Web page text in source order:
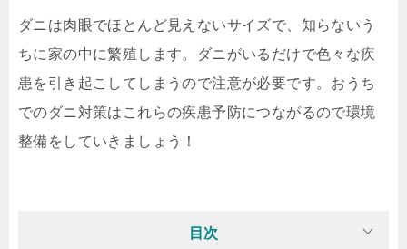
ダニは肉眼でほとんど見えないサイズで、知らないう
ちに家の中に繁殖します。ダニがいるだけで色々な疾
患を引き起こしてしまうので注意が必要です。おうち
でのダニ対策はこれらの疾患予防につながるので環境
整備をしていきましょう！
目次